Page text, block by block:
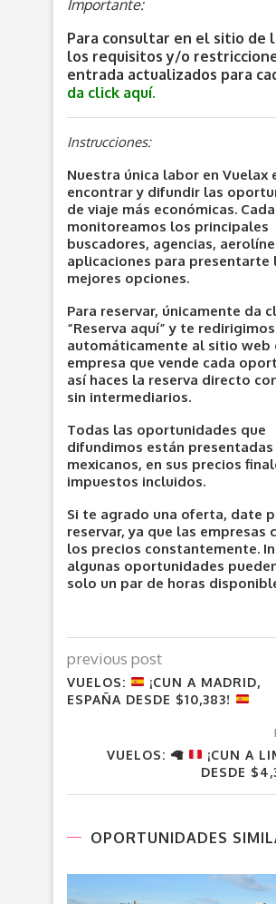
Importante:
Para consultar en el sitio de
los requisitos y/o
entrada actualizados para
da click aquí.
Instrucciones:
Nuestra única labor en Vuelax
encontrar y difundir las
de viaje más económicas.
monitoreamos los principales
buscadores, agencias,
aplicaciones para presentarte
mejores opciones.
Para reservar, únicamente da
“Reserva aquí” y te redirigimos
automáticamente al sitio web
empresa que vende cada
así haces la reserva directo
sin intermediarios.
Todas las oportunidades que
difundimos están presentadas
mexicanos, en sus precios
impuestos incluidos.
Si te agrado una oferta, date
reservar, ya que las empresas
los precios constantemente.
algunas oportunidades
solo un par de horas
previous post
VUELOS:
¡CUN A MADRID,
ESPAÑA DESDE $10,383!
VUELOS:🦙
¡CUN A
DESDE
OPORTUNIDADES